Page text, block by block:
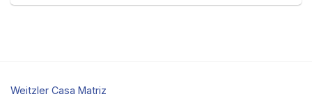
Weitzler Casa Matriz